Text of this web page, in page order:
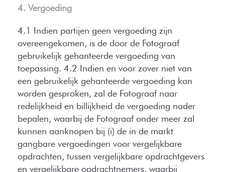
4. Vergoeding
4.1 Indien partijen geen vergoeding zijn
overeengekomen, is de door de Fotograaf
gebruikelijk gehanteerde vergoeding van
toepassing. 4.2 Indien en voor zover niet van
een gebruikelijk gehanteerde vergoeding kan
worden gesproken, zal de Fotograaf naar
redelijkheid en billijkheid de vergoeding nader
bepalen, waarbij de Fotograaf onder meer zal
kunnen aanknopen bij (i) de in de markt
gangbare vergoedingen voor vergelijkbare
opdrachten, tussen vergelijkbare opdrachtgevers
en vergelijkbare opdrachtnemers, waarbij